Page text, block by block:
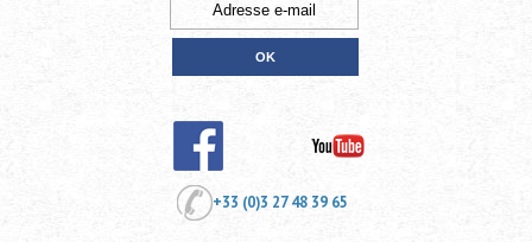
+33 (0)3 27 48 39 65